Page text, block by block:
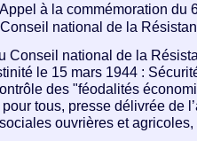
Appel à la commémoration du
national de la
Conseil national de la
le 15 mars 1944 :
des "féodalités
tous, presse délivrée de
ouvrières et agricoles,